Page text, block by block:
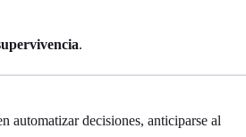
.
automatizar decisiones, anticiparse al